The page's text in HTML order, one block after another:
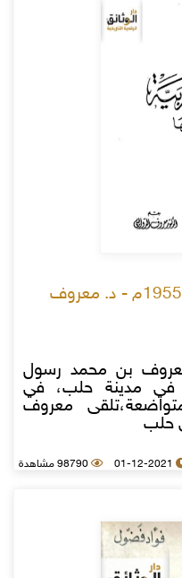
القومية العربية في حقيقتها - 1955م - د. معروف
بن محمد رسول
في مدينة حلب، في
متواضعة،تلقى معروف
حلب
98790 مشاهدة